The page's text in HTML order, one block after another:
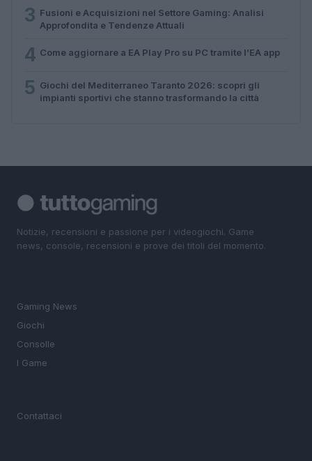
3 Fusioni e Acquisizioni nel Settore Gaming: Analisi
Approfondita e Tendenze Attuali
4 Come aggiornare a EA Play Pro su PC tramite l’EA app
5 Giochi del Mediterraneo Taranto 2026: scopri gli
impianti sportivi che stanno trasformando la città
Notizie, recensioni e passione per i videogiochi. Game
news, console, recensioni e prove dei titoli del momento.
Gaming News
Giochi
Consolle
I Game
Contattaci